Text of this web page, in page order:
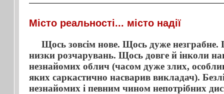
Місто реальності... місто надії
Щось зовсім нове. Щось дуже незграбне.
низки розчарувань. Щось довге й інколи
незнайомих облич (часом дуже злих,
яких саркастично насварив викладач).
незнайомих і певним чином непотрібних